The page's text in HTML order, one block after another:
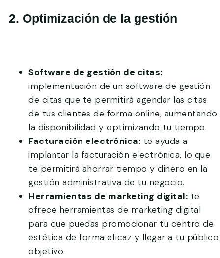
2. Optimización de la gestión
Software de gestión de citas:
implementación de un software de gestión
de citas que te permitirá agendar las citas
de tus clientes de forma online, aumentando
la disponibilidad y optimizando tu tiempo.
Facturación electrónica: te ayuda a
implantar la facturación electrónica, lo que
te permitirá ahorrar tiempo y dinero en la
gestión administrativa de tu negocio.
Herramientas de marketing digital: te
ofrece herramientas de marketing digital
para que puedas promocionar tu centro de
estética de forma eficaz y llegar a tu público
objetivo.